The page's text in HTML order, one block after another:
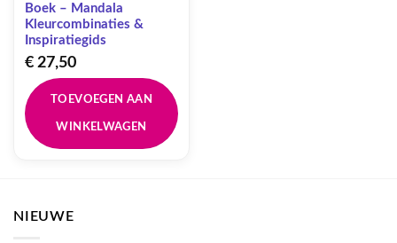
Boek – Mandala
Kleurcombinaties &
Inspiratiegids
€27,50
TOEVOEGEN AAN
WINKELWAGEN
NIEUWE